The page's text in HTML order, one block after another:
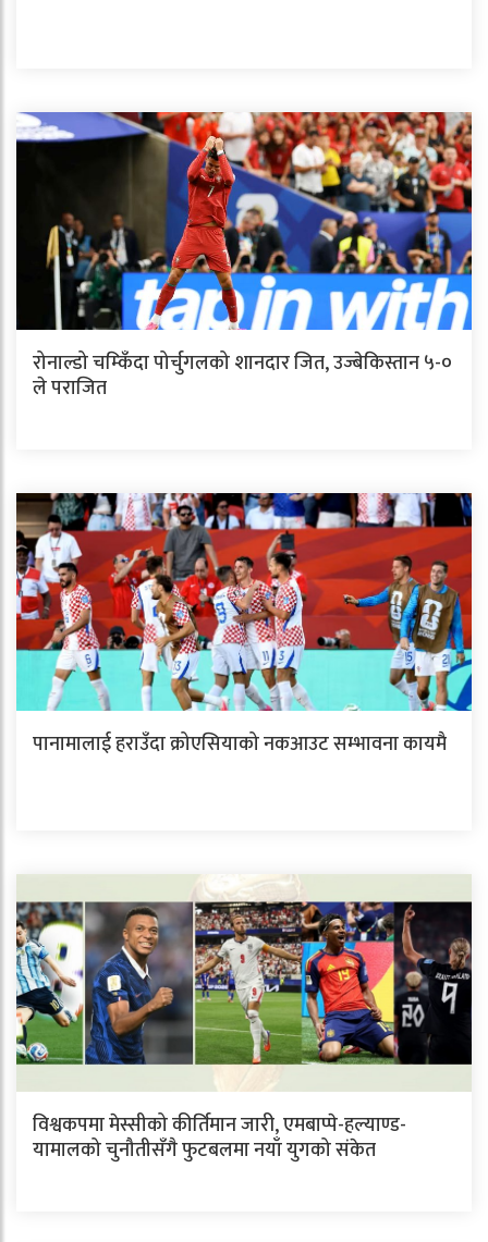
रोनाल्डो चम्किँदा पोर्चुगलको शानदार जित, उज्बेकिस्तान ५-०
ले पराजित
पानामालाई हराउँदा क्रोएसियाको नकआउट सम्भावना कायमै
विश्वकपमा मेस्सीको कीर्तिमान जारी, एमबाप्पे-हल्याण्ड-
यामालको चुनौतीसँगै फुटबलमा नयाँ युगको संकेत